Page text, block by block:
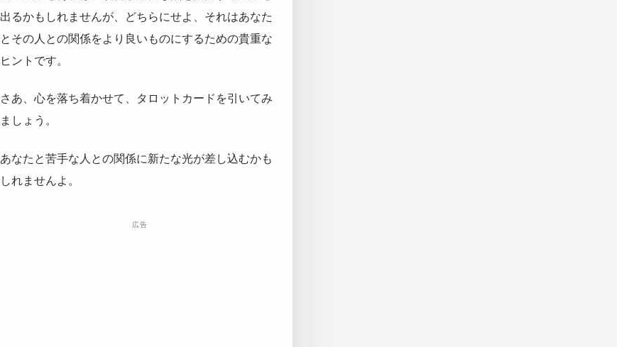
出るかもしれませんが、どちらにせよ、それはあなた
とその人との関係をより良いものにするための貴重な
ヒントです。
さあ、心を落ち着かせて、タロットカードを引いてみ
ましょう。
あなたと苦手な人との関係に新たな光が差し込むかも
しれませんよ。
広告